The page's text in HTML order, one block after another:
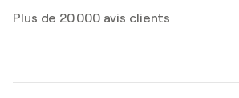
Plus de 20 000 avis clients